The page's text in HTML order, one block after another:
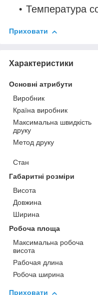
Температура
Приховати
Характеристики
Основні атрибути
Виробник
Країна виробник
Максимальна швидкість
друку
Метод друку
Стан
Габаритні розміри
Висота
Довжина
Ширина
Робоча площа
Максимальна робоча
висота
Рабочая длина
Робоча ширина
Приховати